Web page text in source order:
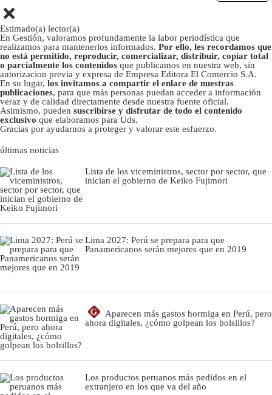
Estimado(a) lector(a)
En Gestión, valoramos profundamente la labor periodística que
realizamos para mantenerlos informados. Por ello, les recordamos que
no está permitido, reproducir, comercializar, distribuir, copiar total
o parcialmente los contenidos que publicamos en nuestra web, sin
autorizacion previa y expresa de Empresa Editora El Comercio S.A.
En su lugar, los invitamos a compartir el enlace de nuestras
publicaciones, para que más personas puedan acceder a información
veraz y de calidad directamente desde nuestra fuente oficial.
Asimismo, pueden suscribirse y disfrutar de todo el contenido
exclusivo que elaboramos para Uds.
Gracias por ayudarnos a proteger y valorar este esfuerzo.
últimas noticias
Lista de los viceministros, sector por sector, que
inician el gobierno de Keiko Fujimori
Lima 2027: Perú se prepara para que
Panamericanos serán mejores que en 2019
G
Aparecen más gastos hormiga en Perú, pero
ahora digitales, ¿cómo golpean los bolsillos?
Los productos peruanos más pedidos en el
extranjero en los que va del año